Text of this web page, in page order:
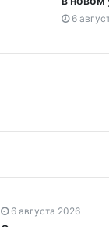
6
6 августа 2026